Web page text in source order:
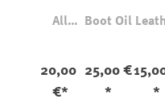
All
Conditi
oner
20,00
€*
Boot Oil
25,00 €
*
*